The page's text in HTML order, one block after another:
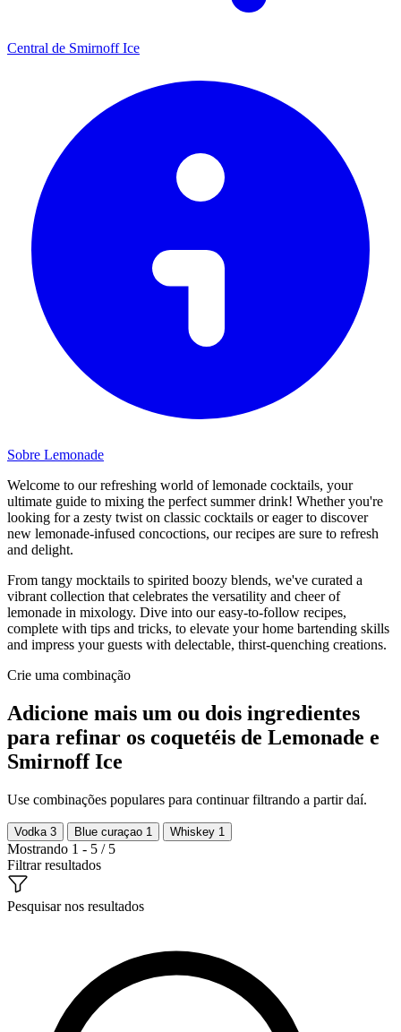
Central de Smirnoff Ice
Sobre Lemonade
Welcome to our refreshing world of lemonade cocktails, your
ultimate guide to mixing the perfect summer drink! Whether you're
looking for a zesty twist on classic cocktails or eager to discover
new lemonade-infused concoctions, our recipes are sure to refresh
and delight.
From tangy mocktails to spirited boozy blends, we've curated a
vibrant collection that celebrates the versatility and cheer of
lemonade in mixology. Dive into our easy-to-follow recipes,
complete with tips and tricks, to elevate your home bartending skills
and impress your guests with delectable, thirst-quenching creations.
Crie uma combinação
Adicione mais um ou dois ingredientes
para refinar os coquetéis de Lemonade e
Smirnoff Ice
Use combinações populares para continuar filtrando a partir daí.
Vodka 3 Blue curaçao 1 Whiskey 1
Mostrando 1 - 5 / 5
Filtrar resultados
Pesquisar nos resultados